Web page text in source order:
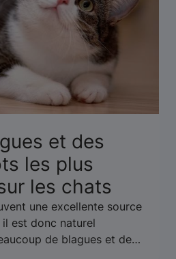
et des
les plus
les chats
une excellente source
est donc naturel
de blagues et de